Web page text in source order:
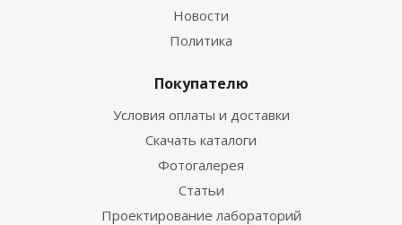
Новости
Политика
Покупателю
Условия оплаты и доставки
Скачать каталоги
Фотогалерея
Статьи
Проектирование лабораторий